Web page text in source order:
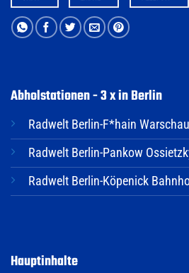
Abholstationen - 3 x in Berlin
Radwelt Berlin-F*hain
Radwelt Berlin-Pankow
Radwelt Berlin-Köpenick
Hauptinhalte